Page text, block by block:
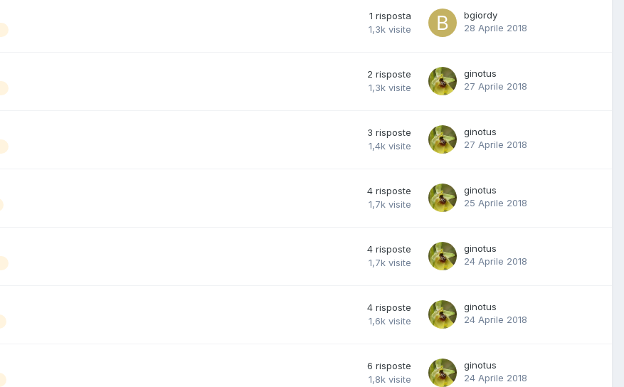
1 risposta
1,3k visite
bgiordy
28 Aprile 2018
2 risposte
1,3k visite
ginotus
27 Aprile 2018
3 risposte
1,4k visite
ginotus
27 Aprile 2018
4 risposte
1,7k visite
ginotus
25 Aprile 2018
4 risposte
1,7k visite
ginotus
24 Aprile 2018
4 risposte
1,6k visite
ginotus
24 Aprile 2018
6 risposte
1,8k visite
ginotus
24 Aprile 2018